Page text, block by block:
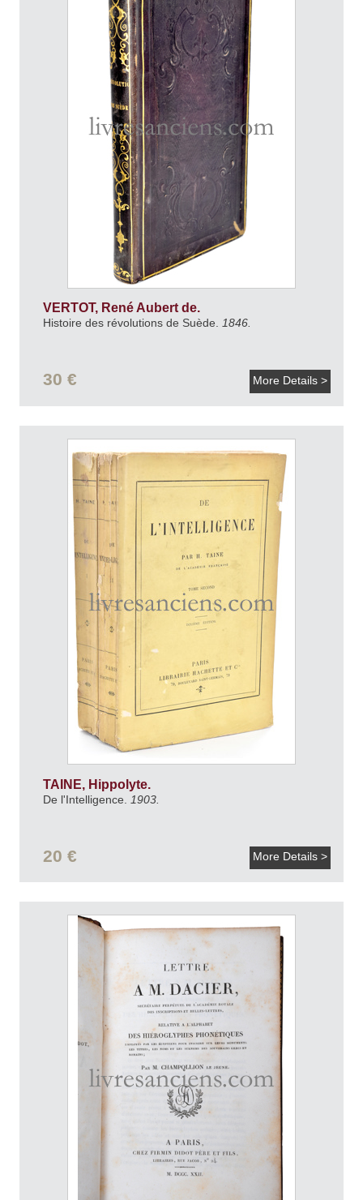
VERTOT, René Aubert de.
Histoire des révolutions de Suède. 1846.
30 € More Details >
TAINE, Hippolyte.
De l'Intelligence. 1903.
20 € More Details >